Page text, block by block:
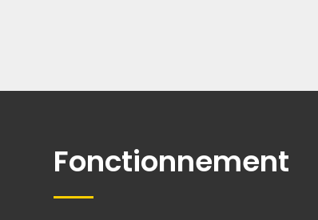
Fonctionnement